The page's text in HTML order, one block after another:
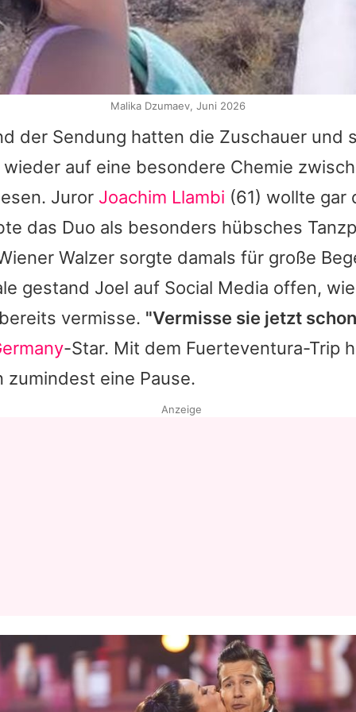
der Sendung hatten die Zuschauer und
auf eine besondere Chemie
Juror Joachim Llambi (61) wollte gar
das Duo als besonders hübsches
Walzer sorgte damals für große
gestand Joel auf Social Media offen,
vermisse. "Vermisse sie jetzt
-Star. Mit dem Fuerteventura-Trip
zumindest eine Pause.
Malika Dzumaev, Juni 2026
Anzeige